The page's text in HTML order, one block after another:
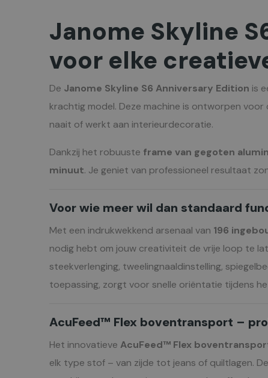
Janome Skyline
voor elke
De Janome Skyline S6 Anniversary Edition is
krachtig model. Deze machine is ontworpen
naait of werkt aan interieurdecoratie.
Dankzij het robuuste frame van gegoten
minuut. Je geniet van professioneel resultaat
Voor wie meer wil dan standaard
Met een indrukwekkend arsenaal van 196
nodig hebt om jouw creativiteit de vrije loop te
steekverlenging, tweelingnaaldinstelling,
toepassing, zorgt voor snelle oriëntatie tijdens
AcuFeed™ Flex boventransport –
Het innovatieve AcuFeed™ Flex
elk type stof – van zijde tot jeans of quiltlagen. De